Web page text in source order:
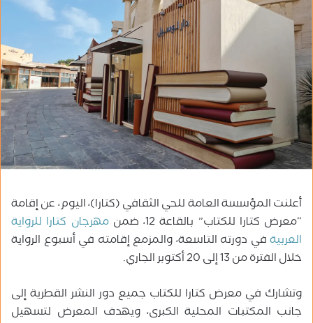
إ
ل
ك
ت
ر
و
ا
أعلنت المؤسسة العامة للحي الثقافي (كتارا)، اليوم، عن إقامة
“معرض كتارا للكتاب” بالقاعة 12، ضمن
مهرجان كتارا للرواية
العربيةفي دورته التاسعة، والمزمع إقامته في أسبوع الرواية
خلال الفترة من 13 إلى 20 أكتوبر الجاري.
وتشارك في معرض كتارا للكتاب جميع دور النشر القطرية إلى
جانب المكتبات المحلية الكبرى، ويهدف المعرض لتسهيل